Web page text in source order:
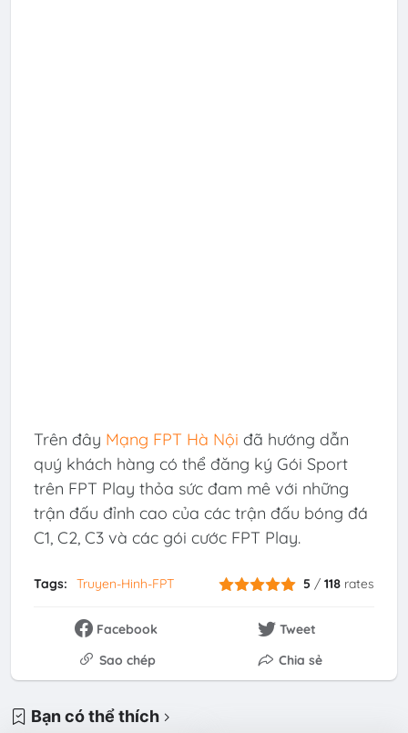
Trên đây Mạng FPT Hà Nội đã hướng dẫn
quý khách hàng có thể đăng ký Gói Sport
trên FPT Play thỏa sức đam mê với những
trận đấu đỉnh cao của các trận đấu bóng đá
C1, C2, C3 và các gói cước FPT Play.
Tags: Truyen-Hinh-FPT 5 /118 rates
Facebook
Tweet
Sao chép
Chia sẻ
Bạn có thể thích